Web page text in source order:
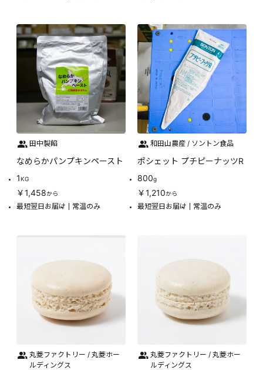
田中製餡
なめらかパンプキンペースト
1KG
￥1,458から
最短翌日お届け 常温のみ
和田山農産 / ソントン食品
ポシェット プチピーナッツR
800g
￥1,210から
最短翌日お届け 常温のみ
丸菱ファクトリー / 丸菱ホー
ルディングス
丸菱ファクトリー / 丸菱ホー
ルディングス